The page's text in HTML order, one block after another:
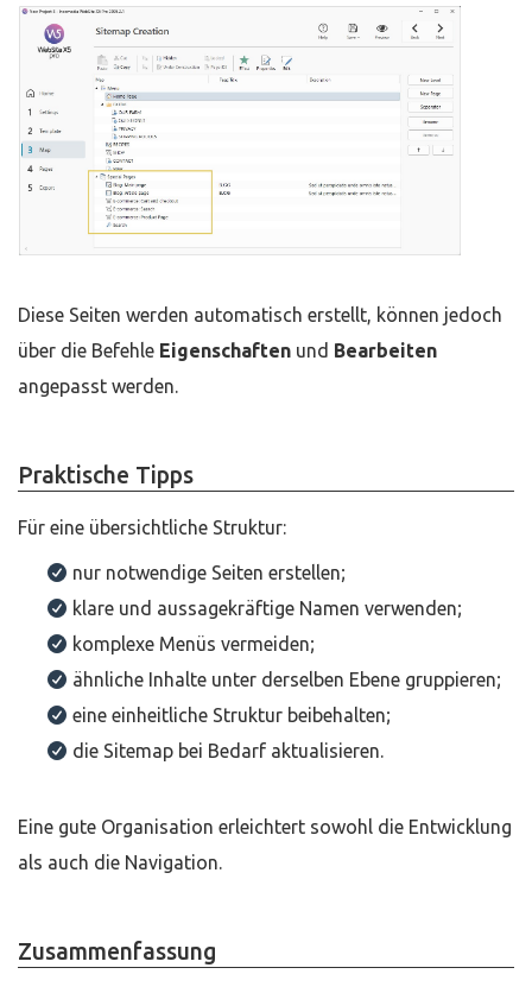
Diese Seiten werden automatisch erstellt, können jedoch
über die Befehle Eigenschaften und Bearbeiten
angepasst werden.
Praktische Tipps
Für eine übersichtliche Struktur:
nur notwendige Seiten erstellen;
klare und aussagekräftige Namen verwenden;
komplexe Menüs vermeiden;
ähnliche Inhalte unter derselben Ebene gruppieren;
eine einheitliche Struktur beibehalten;
die Sitemap bei Bedarf aktualisieren.
Eine gute Organisation erleichtert sowohl die Entwicklung
als auch die Navigation.
Zusammenfassung